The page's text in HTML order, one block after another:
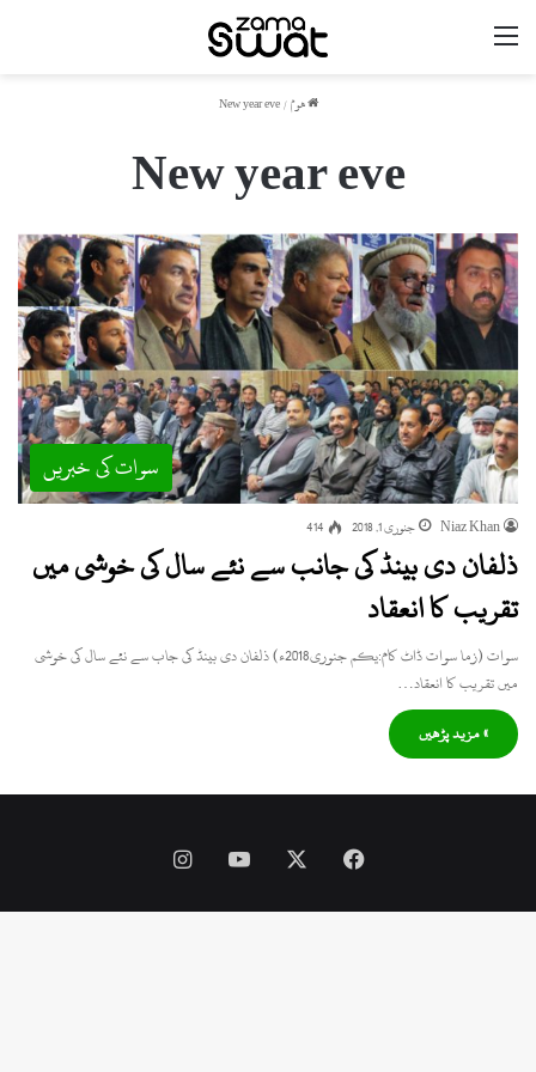
ھوم /
New year eve
New year eve
سوات کی خبریں
Niaz Khan جنوری 1, 2018 414
ذلفان دی بینڈ کی جانب سے نئے سال کی خوشی میں
تقریب کا انعقاد
سوات (زما سوات ڈاٹ کام:یکم جنوری2018ء) ذلفان دی بینڈ کی جاب سے نئے سال کی خوشی
میں تقریب کا انعقاد…
» مزید پڑھیں
Facebook
YouTube